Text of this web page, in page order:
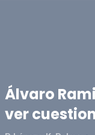
Álvaro
ver